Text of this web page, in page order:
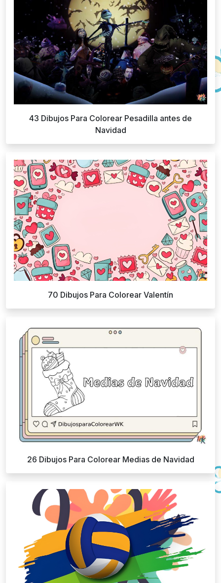
43 Dibujos Para Colorear Pesadilla antes de
Navidad
70 Dibujos Para Colorear Valentín
26 Dibujos Para Colorear Medias de Navidad